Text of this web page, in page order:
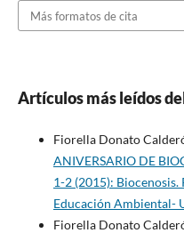
Más formatos de cita
Artículos más leídos
Fiorella Donato
ANIVERSARIO DE
1-2 (2015):
Educación Ambiental-
Fiorella Donato